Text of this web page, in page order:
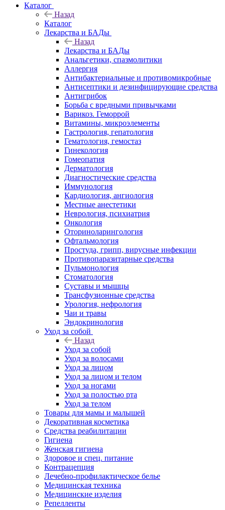
Каталог
Назад
Каталог
Лекарства и БАДы
Назад
Лекарства и БАДы
Анальгетики, спазмолитики
Аллергия
Антибактериальные и противомикробные
Антисептики и дезинфицирующие средства
Антигрибок
Борьба с вредными привычками
Варикоз. Геморрой
Витамины, микроэлементы
Гастрология, гепатология
Гематология, гемостаз
Гинекология
Гомеопатия
Дерматология
Диагностические средства
Иммунология
Кардиология, ангиология
Местные анестетики
Неврология, психиатрия
Онкология
Оториноларингология
Офтальмология
Простуда, грипп, вирусные инфекции
Противопаразитарные средства
Пульмонология
Стоматология
Суставы и мышцы
Трансфузионные средства
Урология, нефрология
Чаи и травы
Эндокринология
Уход за собой
Назад
Уход за собой
Уход за волосами
Уход за лицом
Уход за лицом и телом
Уход за ногами
Уход за полостью рта
Уход за телом
Товары для мамы и малышей
Декоративная косметика
Средства реабилитации
Гигиена
Женская гигиена
Здоровое и спец. питание
Контрацепция
Лечебно-профилактическое белье
Медицинская техника
Медицинские изделия
Репелленты